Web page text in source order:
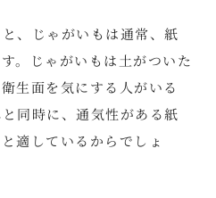
、じゃがいもは通常、紙
。じゃがいもは土がついた
生面を気にする人がいる
同時に、通気性がある紙
適しているからでしょ